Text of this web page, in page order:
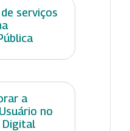
serviços
a
no
Digital